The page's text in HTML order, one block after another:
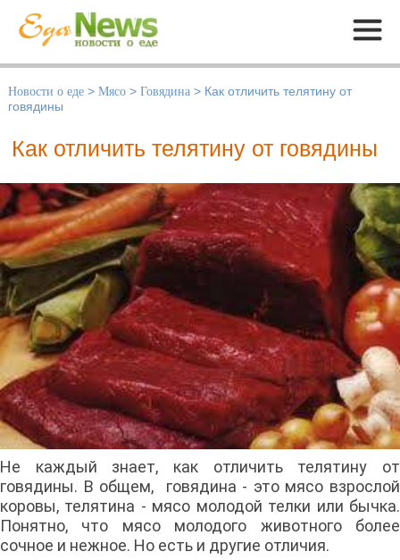
Меню
Новости о еде > Мясо > Говядина > Как отличить телятину от
говядины
Как отличить телятину от говядины
Не каждый знает, как отличить телятину от
говядины. В общем, говядина - это мясо взрослой
коровы, телятина - мясо молодой телки или бычка.
Понятно, что мясо молодого животного более
сочное и нежное. Но есть и другие отличия.